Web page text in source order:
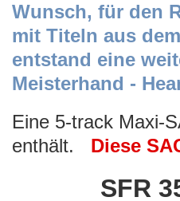
Wunsch, für den
mit Titeln aus
entstand eine
Meisterhand -
Eine 5-track Maxi-
enthält.
Diese
SFR